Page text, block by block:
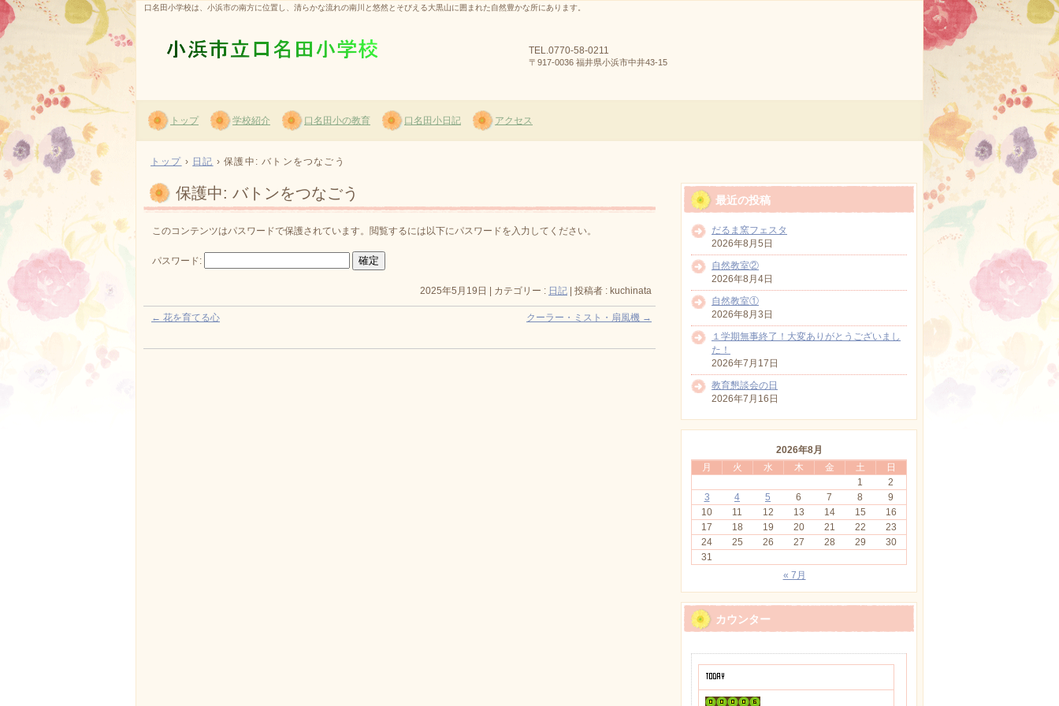
口名田小学校は、小浜市の南方に位置し、清らかな流れの南川と悠然とそびえる大黒山に囲まれた自然豊かな所にあります。
TEL.0770-58-0211
〒917-0036 福井県小浜市中井43-15
トップ 学校紹介 口名田小の教育 口名田小日記 アクセス
トップ › 日記 › 保護中: バトンをつなごう
保護中: バトンをつなごう
このコンテンツはパスワードで保護されています。閲覧するには以下にパスワードを入力してください。
パスワード:
2025年5月19日 カテゴリー : 日記 投稿者 : kuchinata
← 花を育てる心 クーラー・ミスト・扇風機 →
最近の投稿
だるま窯フェスタ
2026年8月5日
自然教室②
2026年8月4日
自然教室①
2026年8月3日
１学期無事終了！大変ありがとうございまし
た！
2026年7月17日
教育懇談会の日
2026年7月16日
2026年8月
月
火 水 木 金 土
日
1
2
3
4 5 6 7 8
9
10
11 12 13 14 15
16
17
18 19 20 21 22
23
24
25 26 27 28 29
30
31
« 7月
カウンター